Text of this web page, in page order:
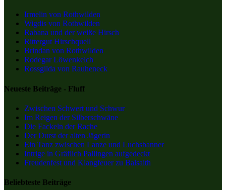
Irmelin von Rothwilden
Wigdis von Rothwilden
Rabana und der weiße Hirsch
Rittergut Hirschquell
Brindan von Rothwilden
Rodegar Löwenkelch
Rossgilda von Rauheneck
Neueste Beiträge - Fluff
Zwischen Schwert und Schwur
Im Reigen der Silberschwäne
Die Fackeln der Rache
Der Durst der alten Jägerin
Ein Tanz zwischen Lanze und Luchsbanner
Intrige in Gräflich Pallingen aufgedeckt
Freudenfest und Klangfeuer zu Balsaith
Beliebteste Beiträge